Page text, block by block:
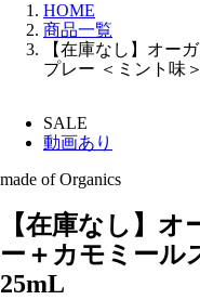
HOME
商品一覧
【在庫なし】オー
プレー ＜ミント味
SALE
動画あり
made of Organics
【在庫なし】
ー＋カモミール
25mL